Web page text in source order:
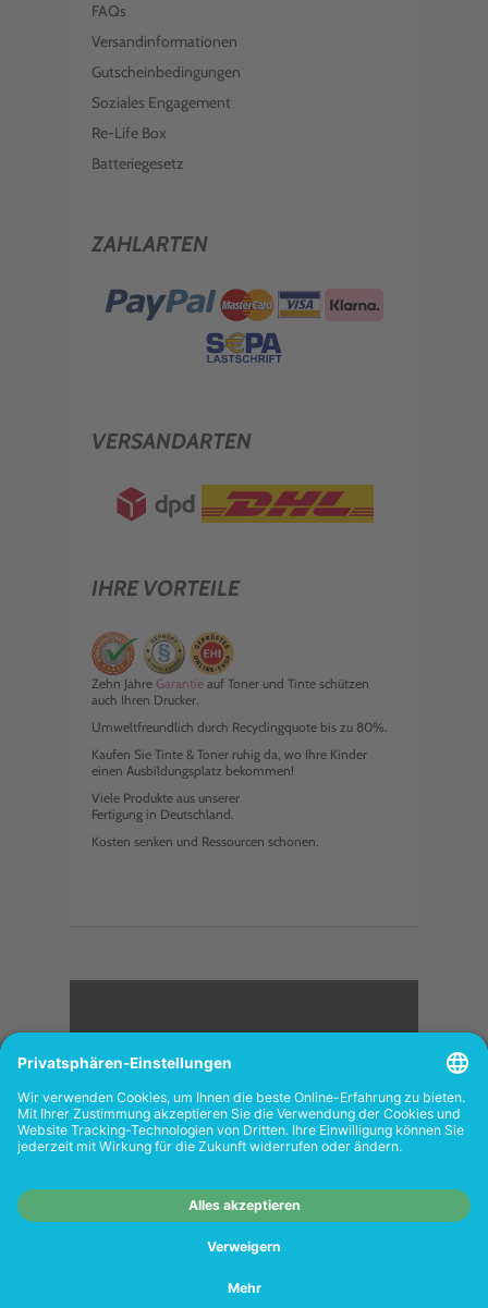
FAQs
Versandinformationen
Gutscheinbedingungen
Soziales Engagement
Re-Life Box
Batteriegesetz
ZAHLARTEN
VERSANDARTEN
IHRE VORTEILE
Zehn Jahre Garantie auf Toner und Tinte schützen
auch Ihren Drucker.
Umweltfreundlich durch Recyclingquote bis zu 80%.
Kaufen Sie Tinte & Toner ruhig da, wo Ihre Kinder
einen Ausbildungsplatz bekommen!
Viele Produkte aus unserer
Fertigung in Deutschland.
Kosten senken und Ressourcen schonen.
<
FOLGEN SIE UNS
Shops richtet sich nicht an Wiederverkäufer.
www.tonerhersteller.de